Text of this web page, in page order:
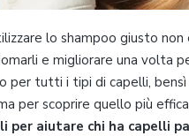
lo shampoo giusto
e migliorare una volta
tutti i tipi di capelli,
per scoprire quello più
per aiutare chi ha capelli